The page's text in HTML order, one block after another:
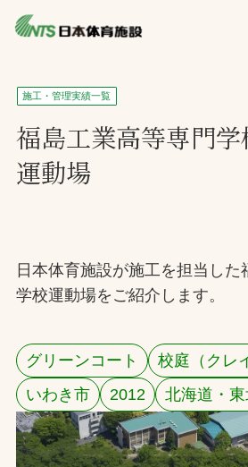
私たちの強み
ニュース
プレスリリース
施工・管理実績一覧
会社概要
採用情報
お問合せ
施工・管理実績一覧
福島工業高等専門学
運動場
日本体育施設が施工を担当した
学校運動場をご紹介します。
グリーンコート 校庭（クレ
いわき市
2012 北海道・